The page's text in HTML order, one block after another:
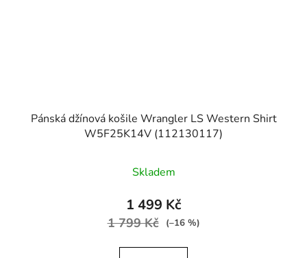
Pánská džínová košile Wrangler LS Western Shirt
W5F25K14V (112130117)
Skladem
1 499 Kč
1 799 Kč (–16 %)